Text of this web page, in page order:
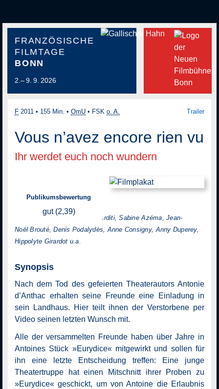
FRANZÖSISCHE
FILMTAGE
BONN
2.– 9. 9. 2026
F 2011 • 155 Min. • OmU • FSK o. A. Trailer
Vous n’avez encore rien vu
Ihr werdet euch noch wundern
Publikumsbewertung
gut (2,39)
mit: Mathieu Amalric, Pierre Arditi, Sabine Azéma, Jean-
Noël Brouté, Denis Podalydès, Anne Consigny, Anny Duperey,
Hippolyte Girardot u.a.
Synopsis
Nach dem Tod des gefeierten Theaterautors Antonie
d’Anthac erhalten seine Freunde eine Einladung in
sein Landhaus. Hier teilt ihnen der Verstorbene per
Video seinen letzten Wunsch mit.
Alle der versammelten Freunde haben über Jahre in
Antoines Stück »Eurydice« mitgewirkt und sollen für
ihn eine letzte Entscheidung treffen: Eine junge
Theatertruppe hat einen Mitschnitt ihrer Proben zu
»Eurydice« geschickt, um von Antoine die Erlaubnis